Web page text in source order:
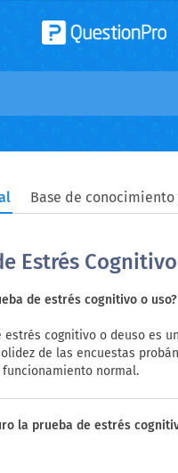
Estrés
de estrés cognitivo o uso?
estrés cognitivo o deuso es
de las encuestas
normal.
la prueba de estrés